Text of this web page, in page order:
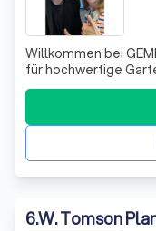
Willkommen bei
für hochwertige
Privatgärten,
nicht nur ästhetisch
individuellen
6.W. Tomson